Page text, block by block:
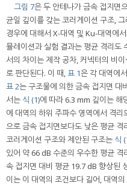
그림 7은 두 안테나가 금속 접지면
균일 깊이를 갖는 코러게이션 구조,
경우에 대해서 X-대역 및 Ku-대역에
뮬레이션과 실험 결과는 평균 격리도
서의 차이는 제작 공차, 커넥터의 비
로 판단된다. 이 때,표 1은 각 대역에
표 2는 구조물에 의한 금속 접지면 대
서는 식 (1)에 따라 6.3 mm 깊이는 해
에 대역의 하위 주파수 영역에서 격
으로 금속 접지면보다도 낮은 평균
코러게이션 구조와 제안된 구조는 식
있어 약 66 dB 수준의 우수한 평균
속 접지면 대비 평균 19.7 dB 향상된
이는 이 대역의 조건보다 길어, 대역